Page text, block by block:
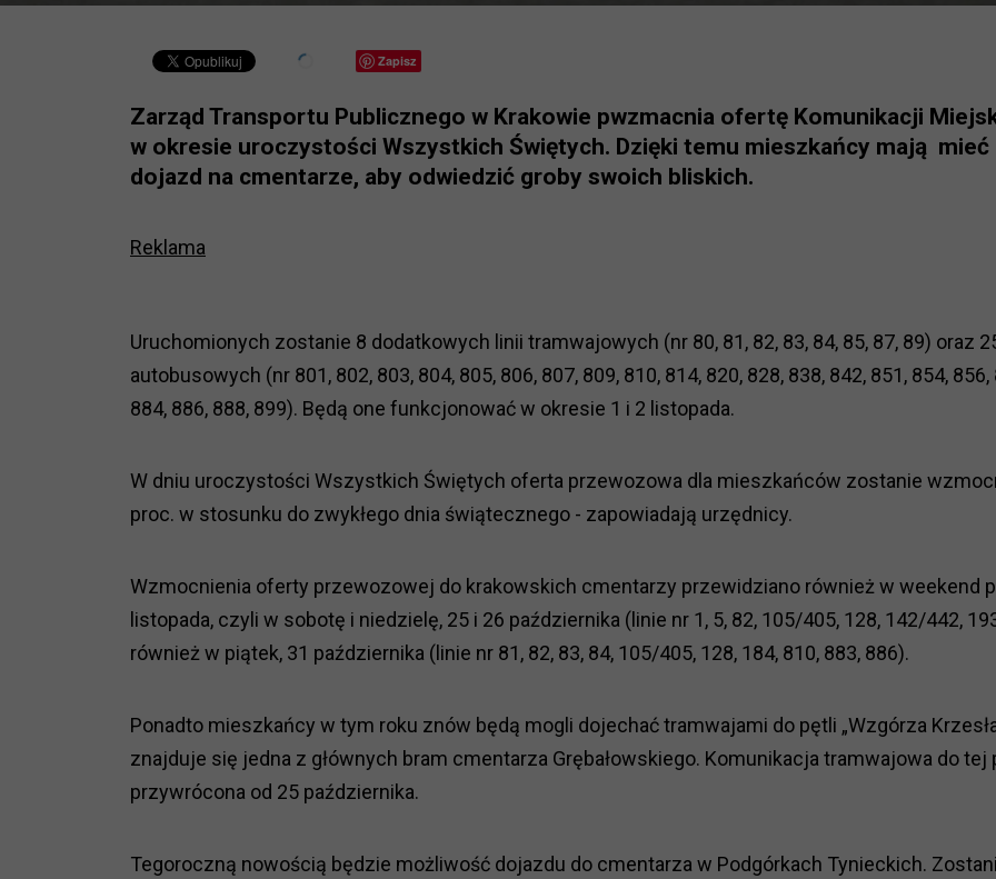
Zapisz
Zarząd Transportu Publicznego w Krakowie pwzmacnia ofertę Komunikacji
w okresie uroczystości Wszystkich Świętych. Dzięki temu mieszkańcy mają mieć
dojazd na cmentarze, aby odwiedzić groby swoich bliskich.
Reklama
Uruchomionych zostanie 8 dodatkowych linii tramwajowych (nr 80, 81, 82, 83, 84, 85, 87, 89) oraz
autobusowych (nr 801, 802, 803, 804, 805, 806, 807, 809, 810, 814, 820, 828, 838, 842, 851, 854, 856,
884, 886, 888, 899). Będą one funkcjonować w okresie 1 i 2 listopada.
W dniu uroczystości Wszystkich Świętych oferta przewozowa dla mieszkańców zostanie
proc. w stosunku do zwykłego dnia świątecznego - zapowiadają urzędnicy.
Wzmocnienia oferty przewozowej do krakowskich cmentarzy przewidziano również w weekend
listopada, czyli w sobotę i niedzielę, 25 i 26 października (linie nr 1, 5, 82, 105/405, 128, 142/442,
również w piątek, 31 października (linie nr 81, 82, 83, 84, 105/405, 128, 184, 810, 883, 886).
Ponadto mieszkańcy w tym roku znów będą mogli dojechać tramwajami do pętli „Wzgórza
znajduje się jedna z głównych bram cmentarza Grębałowskiego. Komunikacja tramwajowa do
przywrócona od 25 października.
Tegoroczną nowością będzie możliwość dojazdu do cmentarza w Podgórkach Tynieckich.